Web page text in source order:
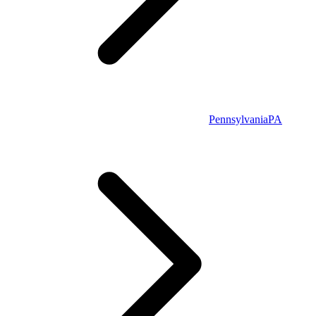
PennsylvaniaPA